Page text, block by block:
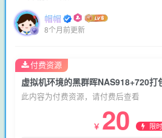
帽帽
8个月前更新
此内容为付费资源，请付费后查看
￥ 20 限
付费资源